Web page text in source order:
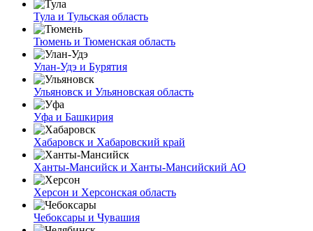
Тула и Тульская область
Тюмень и Тюменская область
Улан-Удэ и Бурятия
Ульяновск и Ульяновская область
Уфа и Башкирия
Хабаровск и Хабаровский край
Ханты-Мансийск и Ханты-Мансийский АО
Херсон и Херсонская область
Чебоксары и Чувашия